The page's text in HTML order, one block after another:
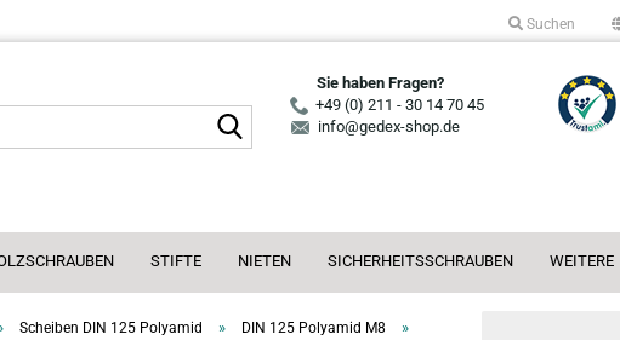
Suchen
Suche...
Sie haben Fragen?
+49 (0) 211 - 30 14 70 45
info@gedex-shop.de
STIFTE NIETEN SICHERHEITSSCHRAUBEN WEITERE
Scheiben DIN 125 Polyamid » DIN 125 Polyamid M8 »